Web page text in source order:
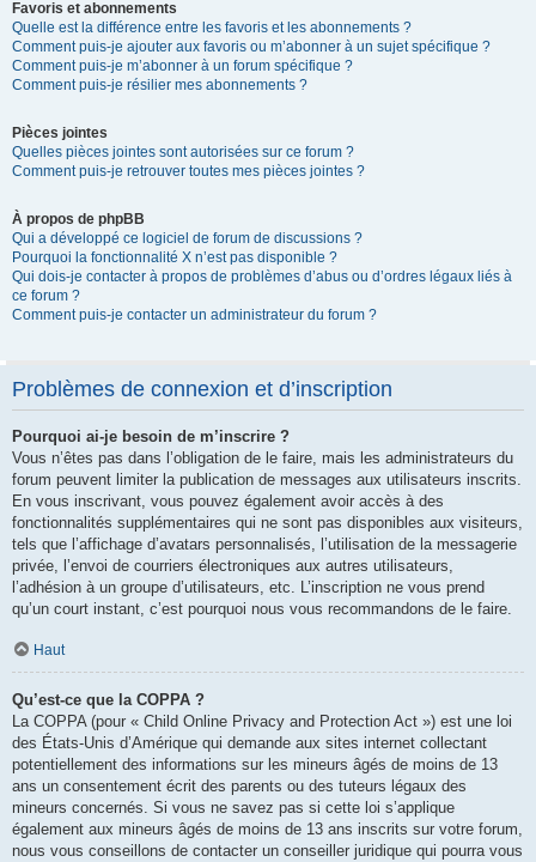
Favoris et abonnements
Quelle est la différence entre les favoris et les abonnements ?
Comment puis-je ajouter aux favoris ou m’abonner à un sujet spécifique ?
Comment puis-je m’abonner à un forum spécifique ?
Comment puis-je résilier mes abonnements ?
Pièces jointes
Quelles pièces jointes sont autorisées sur ce forum ?
Comment puis-je retrouver toutes mes pièces jointes ?
À propos de phpBB
Qui a développé ce logiciel de forum de discussions ?
Pourquoi la fonctionnalité X n’est pas disponible ?
Qui dois-je contacter à propos de problèmes d’abus ou d’ordres légaux liés à
ce forum ?
Comment puis-je contacter un administrateur du forum ?
Problèmes de connexion et d’inscription
Pourquoi ai-je besoin de m’inscrire ?
Vous n’êtes pas dans l’obligation de le faire, mais les administrateurs du
forum peuvent limiter la publication de messages aux utilisateurs inscrits.
En vous inscrivant, vous pouvez également avoir accès à des
fonctionnalités supplémentaires qui ne sont pas disponibles aux visiteurs,
tels que l’affichage d’avatars personnalisés, l’utilisation de la messagerie
privée, l’envoi de courriers électroniques aux autres utilisateurs,
l’adhésion à un groupe d’utilisateurs, etc. L’inscription ne vous prend
qu’un court instant, c’est pourquoi nous vous recommandons de le faire.
Haut
Qu’est-ce que la COPPA ?
La COPPA (pour « Child Online Privacy and Protection Act ») est une loi
des États-Unis d’Amérique qui demande aux sites internet collectant
potentiellement des informations sur les mineurs âgés de moins de 13
ans un consentement écrit des parents ou des tuteurs légaux des
mineurs concernés. Si vous ne savez pas si cette loi s’applique
également aux mineurs âgés de moins de 13 ans inscrits sur votre forum,
nous vous conseillons de contacter un conseiller juridique qui pourra vous